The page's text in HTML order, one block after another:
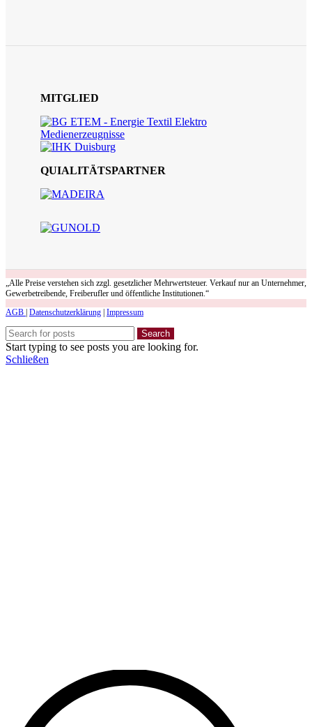
MITGLIED
QUIALITÄTSPARTNER
„Alle Preise verstehen sich zzgl. gesetzlicher Mehrwertsteuer. Verkauf nur an Unternehmer,
Gewerbetreibende, Freiberufler und öffentliche Institutionen.“
AGB Datenschutzerklärung Impressum
Search
Start typing to see posts you are looking for.
Schließen